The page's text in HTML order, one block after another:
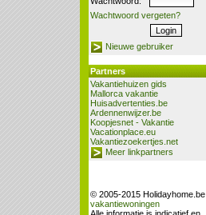
Wachtwoord vergeten?
Nieuwe gebruiker
Partners
Vakantiehuizen gids
Mallorca vakantie
Huisadvertenties.be
Ardennenwijzer.be
Koopjesnet - Vakantie
Vacationplace.eu
Vakantiezoekertjes.net
Meer linkpartners
© 2005-2015 Holidayhome.be
vakantiewoningen